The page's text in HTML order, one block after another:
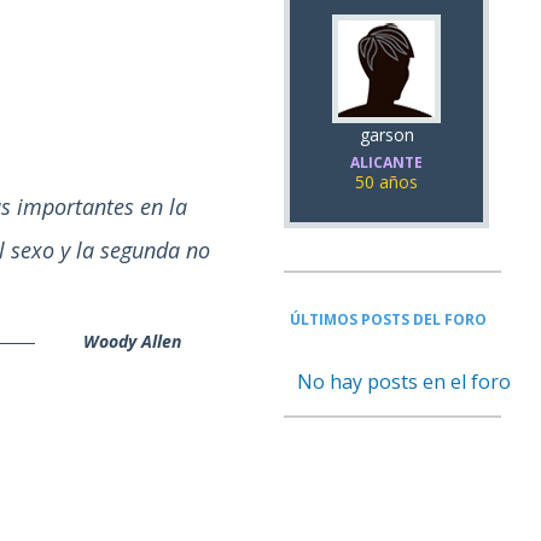
importantes en la
y la segunda no
Woody Allen
garson
ALICANTE
50 años
ÚLTIMOS POSTS DEL FORO
No hay posts en el foro